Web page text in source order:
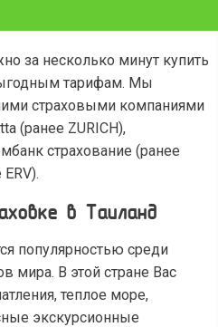
за несколько минут купить
тарифам. Мы
страховыми компаниями
(ранее ZURICH),
страхование (ранее
в Таиланд
популярностью среди
мира. В этой стране Вас
теплое море,
экскурсионные